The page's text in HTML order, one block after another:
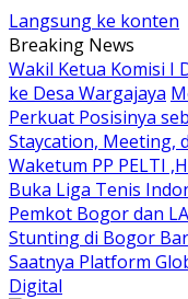
Langsung ke konten
Breaking News
Wakil Ketua Komisi I
ke Desa Wargajaya
Perkuat Posisinya
Staycation, Meeting,
Waketum PP PELTI
Buka Liga Tenis
Pemkot Bogor dan
Stunting di Bogor
Saatnya Platform
Digital